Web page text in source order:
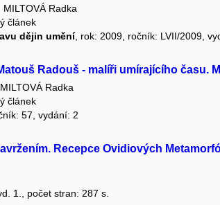
MILTOVÁ Radka
článek
dějin umění, rok: 2009, ročník: LVII/2009,
Radouš - malíři umírajícího času.
MILTOVÁ Radka
článek
57, vydání: 2
Recepce Ovidiových
1., počet stran: 287 s.